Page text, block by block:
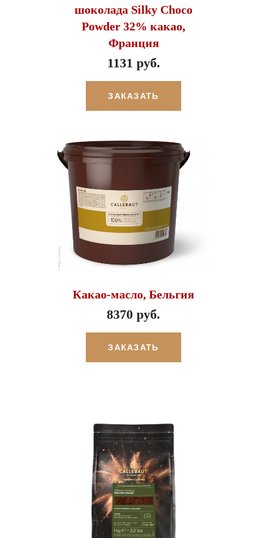
шоколада Silky Choco
Powder 32% какао,
Франция
1131 руб.
ЗАКАЗАТЬ
Какао-масло, Бельгия
8370 руб.
ЗАКАЗАТЬ